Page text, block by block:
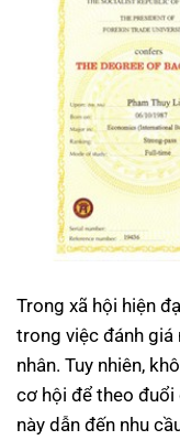
Trong xã hội hiện
trong việc đánh giá
nhân. Tuy nhiên,
cơ hội để theo đuổi
này dẫn đến nhu